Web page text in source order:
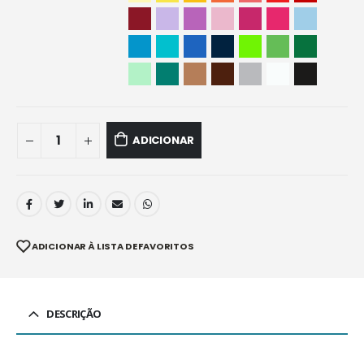
ADICIONAR
ADICIONAR À LISTA DE FAVORITOS
DESCRIÇÃO